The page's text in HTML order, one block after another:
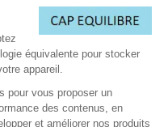
des données|
| Partenaire|
|Contactez-nous
par notre partenaire
et privée. Offre
minutes, après validation
nom, prénom, téléphone,
équivalente pour stocker
appareil.
pour vous proposer un
des contenus, en
et améliorer nos produits